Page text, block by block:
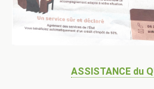
ASSISTANCE du